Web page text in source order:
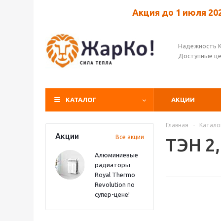
Акция до 1 июля
Надежность
Доступные
КАТАЛОГ АКЦИИ
Акции Все акции
Алюминиевые
радиаторы
Royal Thermo
Revolution по
супер-цене!
Главная -
ТЭН